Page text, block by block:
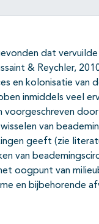
dat
& Reychler,
en kolonisatie van
inmiddels veel
voorgeschreven
van
geeft (zie
van
oogpunt van
en bijbehorende